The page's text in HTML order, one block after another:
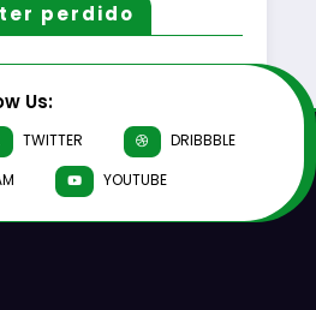
perdido
Us:
TWITTER
DRIBBBLE
YOUTUBE